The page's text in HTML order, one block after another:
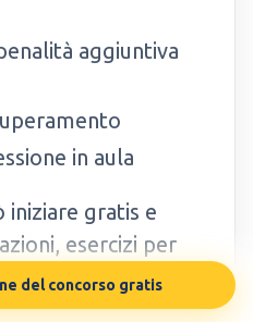
aggiuntiva
in aula
iniziare gratis e
esercizi per
digitale e statistiche.
alla prova sapendo
del concorso gratis